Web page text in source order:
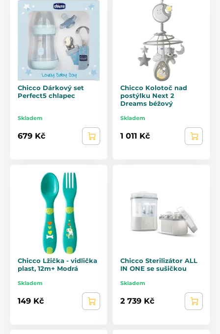
Chicco Dárkový set
Perfect5 chlapec
Skladem
679 Kč
Chicco Kolotoč nad
postýlku Next 2
Dreams béžový
Skladem
1 011 Kč
Chicco Lžička - vidlička
plast, 12m+ Modrá
Skladem
149 Kč
Chicco Sterilizátor ALL
IN ONE se sušičkou
Skladem
2 739 Kč